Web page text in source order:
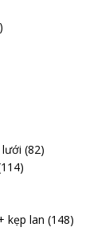
(82)
kẹp lan (148)